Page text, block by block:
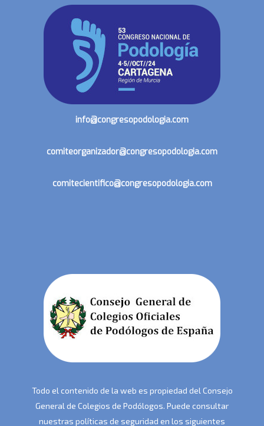
info@congresopodologia.com
comiteorganizador@congresopodologia.com
comitecientifico@congresopodologia.com
Todo el contenido de la web es propiedad del Consejo
General de Colegios de Podólogos. Puede consultar
nuestras políticas de seguridad en los siguientes